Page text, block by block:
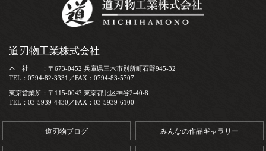
道刃物工業株式会社
本 社 ：〒673-0452 兵庫県三木市別所町石野945-32
TEL：0794-82-3331／FAX：0794-83-5707
東京営業所：〒115-0043 東京都北区神谷2-40-8
TEL：03-5939-4430／FAX：03-5939-6100
道刃物ブログ みんなの作品ギャラリー